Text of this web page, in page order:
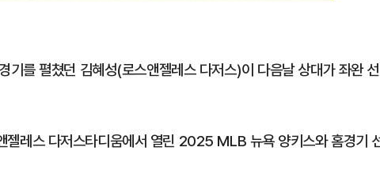
를 펼쳤던 김혜성(로스앤젤레스 다저스)이 다음날 상대가 좌완 선
젤레스 다저스타디움에서 열린 2025 MLB 뉴욕 양키스와 홈경기